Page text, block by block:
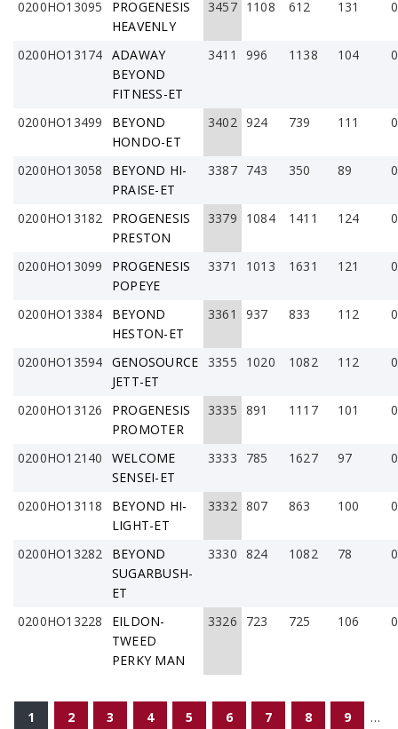
0200HO13095
PROGENESIS
HEAVENLY
3457 1108 612 131
0200HO13174 ADAWAY
BEYOND
FITNESS-ET
3411 996 1138 104
0200HO13499
BEYOND
HONDO-ET
3402 924 739 111
0200HO13058
BEYOND HI-
PRAISE-ET
3387 743 350 89
0200HO13182
PROGENESIS
PRESTON
3379 1084 1411 124
0200HO13099
PROGENESIS
POPEYE
3371 1013 1631 121
0200HO13384
BEYOND
HESTON-ET
3361 937 833 112
0200HO13594 GENOSOURCE
JETT-ET
3355 1020 1082 112
0200HO13126
PROGENESIS
PROMOTER
3335 891 1117 101
0200HO12140
WELCOME
SENSEI-ET
3333 785 1627 97
0200HO13118
BEYOND HI-
LIGHT-ET
3332 807 863 100
0200HO13282
BEYOND
SUGARBUSH-
ET
3330 824 1082 78
0200HO13228
EILDON-
TWEED
PERKY MAN
3326 723 725 106
1 2 3 4 5 6 7 8 9 …